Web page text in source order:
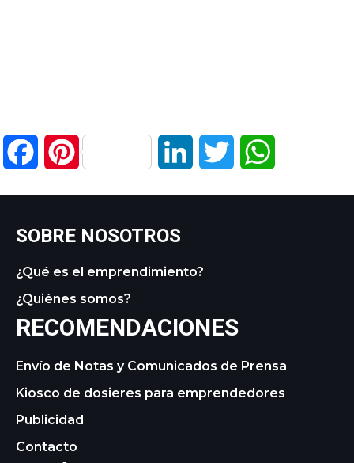
FacebookPinterest LinkedIn Twitter
SOBRE NOSOTROS
¿Qué es el emprendimiento?
¿Quiénes somos?
RECOMENDACIONES
Envío de Notas y Comunicados de Prensa
Kiosco de dosieres para emprendedores
Publicidad
Contacto